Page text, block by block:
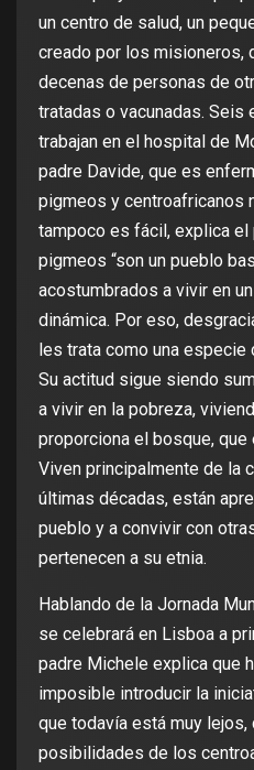
un centro de salud, un
creado por los misioneros,
decenas de personas de
tratadas o vacunadas.
trabajan en el hospital de
padre Davide, que es
pigmeos y centroafricanos
tampoco es fácil, explica el
pigmeos “son un pueblo
acostumbrados a vivir en
dinámica. Por eso,
les trata como una especie
Su actitud sigue siendo
a vivir en la pobreza,
proporciona el bosque,
Viven principalmente de la
últimas décadas, están
pueblo y a convivir con
pertenecen a su etnia.
Hablando de la Jornada
se celebrará en Lisboa a
padre Michele explica que
imposible introducir la
que todavía está muy
posibilidades de los